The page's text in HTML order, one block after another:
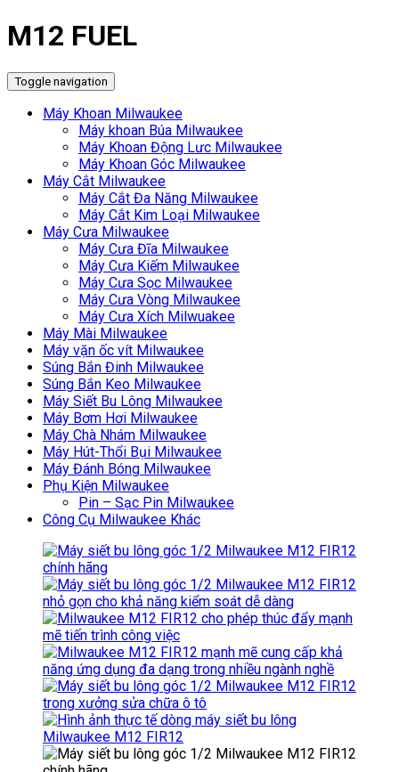
M12 FUEL
Toggle navigation
Máy Khoan Milwaukee
Máy khoan Búa Milwaukee
Máy Khoan Động Lưc Milwaukee
Máy Khoan Góc Milwaukee
Máy Cắt Milwaukee
Máy Cắt Đa Năng Milwaukee
Máy Cắt Kim Loại Milwaukee
Máy Cưa Milwaukee
Máy Cưa Đĩa Milwaukee
Máy Cưa Kiếm Milwaukee
Máy Cưa Sọc Milwaukee
Máy Cưa Vòng Milwaukee
Máy Cưa Xích Milwuakee
Máy Mài Milwaukee
Máy vặn ốc vít Milwaukee
Súng Bắn Đinh Milwaukee
Súng Bắn Keo Milwaukee
Máy Siết Bu Lông Milwaukee
Máy Bơm Hơi Milwaukee
Máy Chà Nhám Milwaukee
Máy Hút-Thổi Bụi Milwaukee
Máy Đánh Bóng Milwaukee
Phụ Kiện Milwaukee
Pin – Sạc Pin Milwaukee
Công Cụ Milwaukee Khác